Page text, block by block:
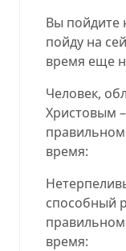
Вы пойдите
пойду на
время еще
Человек,
Христовым
время:
способный
время: